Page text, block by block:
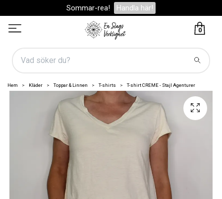
Sommar-rea! Handla här!
0
Hem Kläder Toppar & Linnen T-shirts T-shirt CREME - Stajl Agenturer